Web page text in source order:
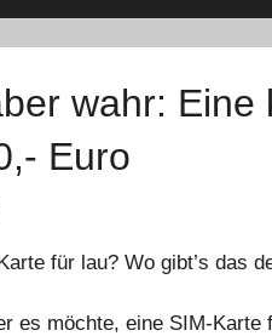
wahr:
Euro
für lau? Wo gibt’s das
es möchte, eine SIM-